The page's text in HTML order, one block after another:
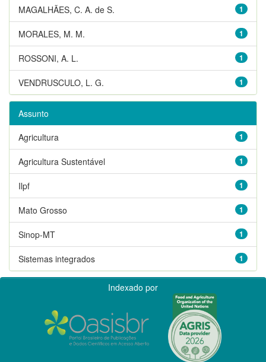
1
MAGALHÃES, C. A. de S.
1
MORALES, M. M.
1
ROSSONI, A. L.
1
VENDRUSCULO, L. G.
Assunto
1
Agricultura
1
Agricultura Sustentável
1
Ilpf
1
Mato Grosso
1
Sinop-MT
1
Sistemas integrados
Indexado por